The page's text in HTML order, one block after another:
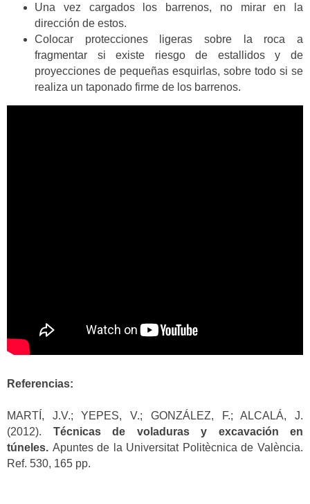
Una vez cargados los barrenos, no mirar en la
dirección de estos.
Colocar protecciones ligeras sobre la roca a
fragmentar si existe riesgo de estallidos y de
proyecciones de pequeñas esquirlas, sobre todo si se
realiza un taponado firme de los barrenos.
Referencias:
MARTÍ, J.V.; YEPES, V.; GONZÁLEZ, F.; ALCALÁ, J.
(2012). Técnicas de voladuras y excavación en
túneles. Apuntes de la Universitat Politècnica de València.
Ref. 530, 165 pp.